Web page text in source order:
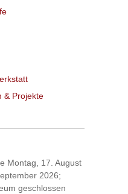
& Projekte
Montag, 17. August
2026;
geschlossen